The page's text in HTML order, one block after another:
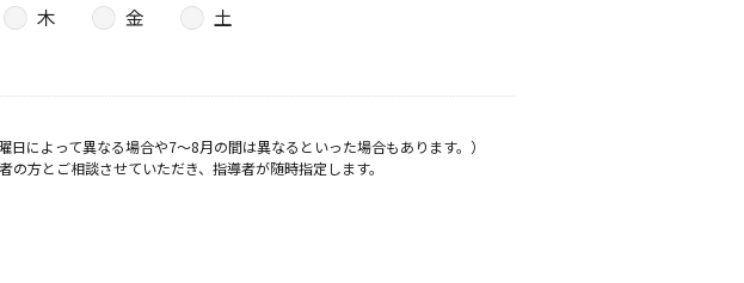
木 金
土
によって異なる場合や7～8月の間は異なるといった場合もあります。）
方とご相談させていただき、指導者が随時指定します。